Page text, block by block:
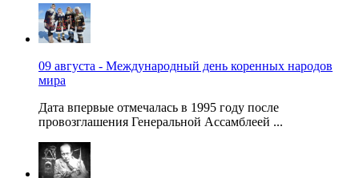
09 августа - Международный день коренных народов
мира
Дата впервые отмечалась в 1995 году после
провозглашения Генеральной Ассамблеей ...